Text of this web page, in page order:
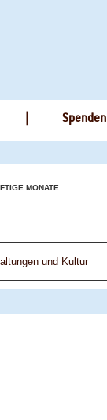
Spenden
MONATE
und Kultur